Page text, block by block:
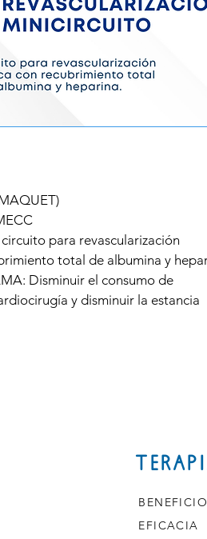
para revascularización
total de albumina y
Disminuir el consumo de
y disminuir la estancia
EFICACIA